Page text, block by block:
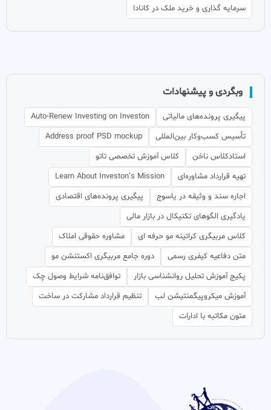
سرمایه گذاری و خرید ملک در کانادا
وبگردی و پیشنهادات
پیگیری پرونده‌های مالیاتی
Auto-Renew Investing on Investon
تأسیس کسب‌وکار بین‌المللی
Address proof PSD mockup
استادکلاس ناخن
کلاس آموزش تخصصی تاتو
تهیه قرارداد مشاوره‌ای
Learn About Investon’s Mission
اجاره سند و وثیقه در یاسوج
پیگیری پرونده‌های اقتصادی
یادگیری الگوهای تکنیکال در بازار مالی
کلاس مربیگری کراتینه مو حرفه ای
مشاوره حقوقی املاک
متن دفاعیه کیفری رسمی
دوره جامع مربیگری اکستنشن مو
پکیج آموزش تحلیل روانشناسی بازار
توافق‌نامه شرایط وصول چک
آموزش میکروپیگمنتیشن لب
تنظیم قرارداد مشارکت در ساخت
متون مکاتبه با ادارات